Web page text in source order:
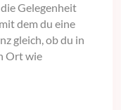
Gelegenheit
dem du eine
gleich, ob du in
Ort wie